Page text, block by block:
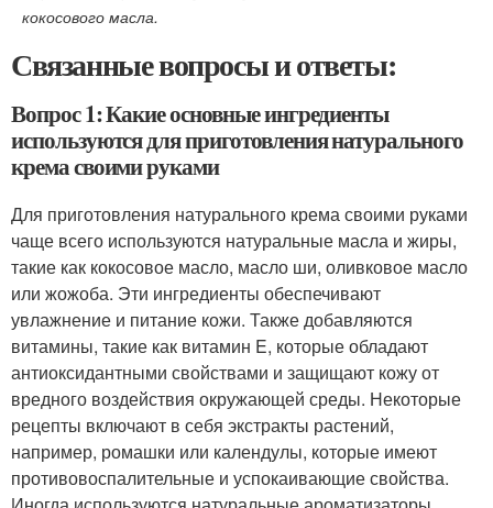
кокосового масла.
Связанные вопросы и ответы:
Вопрос 1: Какие основные ингредиенты
используются для приготовления натурального
крема своими руками
Для приготовления натурального крема своими руками
чаще всего используются натуральные масла и жиры,
такие как кокосовое масло, масло ши, оливковое масло
или жожоба. Эти ингредиенты обеспечивают
увлажнение и питание кожи. Также добавляются
витамины, такие как витамин E, которые обладают
антиоксидантными свойствами и защищают кожу от
вредного воздействия окружающей среды. Некоторые
рецепты включают в себя экстракты растений,
например, ромашки или календулы, которые имеют
противовоспалительные и успокаивающие свойства.